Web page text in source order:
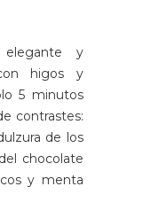
y
higos y
5 minutos
contrastes:
de los
chocolate
y menta